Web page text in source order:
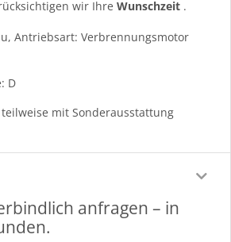
wir Ihre Wunschzeit .
Antriebsart: Verbrennungsmotor
D
mit Sonderausstattung
anfragen – in